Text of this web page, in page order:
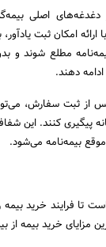
اصلی
امکان ثبت
مطلع شوند و
دهند.
از ثبت سفارش،
پیگیری کنند. این
بیمه‌نامه می‌شود.
تا فرایند خرید بیمه
خرید بیمه از